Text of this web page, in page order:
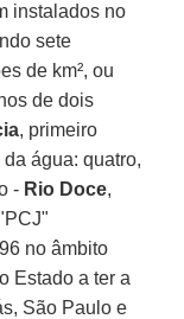
instalados no
sete
de km², ou
de dois
, primeiro
água: quatro,
- Rio Doce,
no âmbito
Estado a ter a
São Paulo e